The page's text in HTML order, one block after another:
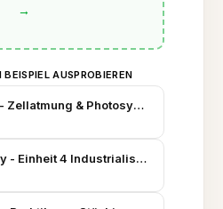
→
AUSPROBIEREN
Zellatmung & Photosynthese
- Einheit 4 Industrialisierung &